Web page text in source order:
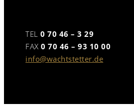
TEL0 70 46 – 3 29
FAX0 70 46 – 93 10 00
info@wachtstetter.de